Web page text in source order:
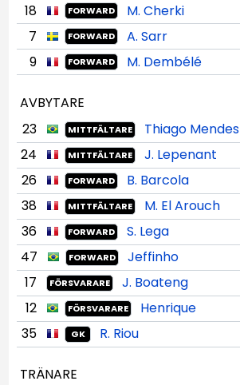
18
FORWARD
M. Cherki
7
FORWARD A. Sarr
9 FORWARD M. Dembélé
AVBYTARE
23
MITTFÄLTARE Thiago Mendes
24 MITTFÄLTARE J. Lepenant
26 FORWARD B. Barcola
38 MITTFÄLTARE
M. El Arouch
36
FORWARD
S. Lega
47
FORWARD
Jeffinho
17
FÖRSVARARE
J. Boateng
12
FÖRSVARARE
Henrique
35
GK R. Riou
TRÄNARE